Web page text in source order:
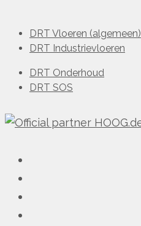
DRT Vloeren (algemeen)
DRT Industrievloeren
DRT Onderhoud
DRT SOS